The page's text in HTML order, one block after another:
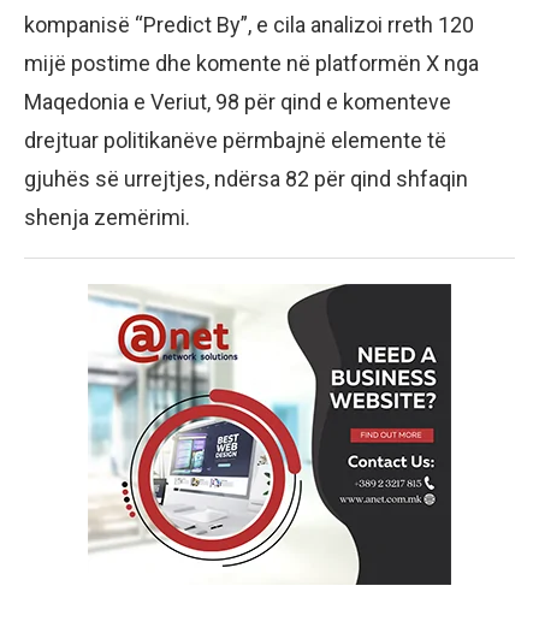
kompanisë “Predict By”, e cila analizoi rreth 120
mijë postime dhe komente në platformën X nga
Maqedonia e Veriut, 98 për qind e komenteve
drejtuar politikanëve përmbajnë elemente të
gjuhës së urrejtjes, ndërsa 82 për qind shfaqin
shenja zemërimi.